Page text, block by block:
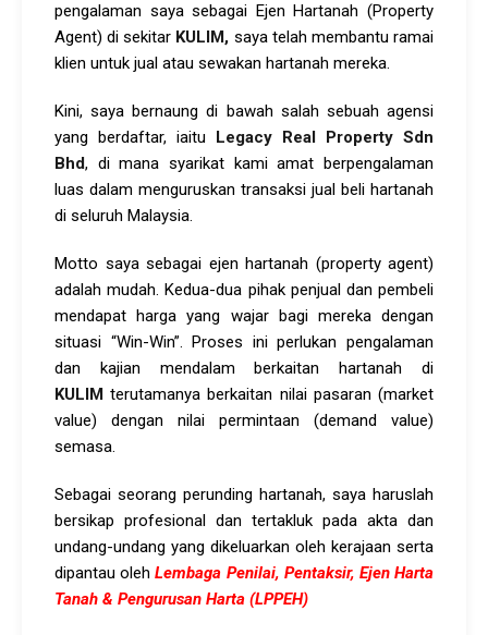
pengalaman saya sebagai Ejen Hartanah (Property
Agent) di sekitar KULIM, saya telah membantu ramai
klien untuk jual atau sewakan hartanah mereka.
Kini, saya bernaung di bawah salah sebuah agensi
yang berdaftar, iaitu Legacy Real Property Sdn
Bhd, di mana syarikat kami amat berpengalaman
luas dalam menguruskan transaksi jual beli hartanah
di seluruh Malaysia.
Motto saya sebagai ejen hartanah (property agent)
adalah mudah. Kedua-dua pihak penjual dan pembeli
mendapat harga yang wajar bagi mereka dengan
situasi “Win-Win”. Proses ini perlukan pengalaman
dan kajian mendalam berkaitan hartanah di
KULIM terutamanya berkaitan nilai pasaran (market
value) dengan nilai permintaan (demand value)
semasa.
Sebagai seorang perunding hartanah, saya haruslah
bersikap profesional dan tertakluk pada akta dan
undang-undang yang dikeluarkan oleh kerajaan serta
dipantau olehLembaga Penilai, Pentaksir, Ejen Harta
Tanah & Pengurusan Harta (LPPEH)